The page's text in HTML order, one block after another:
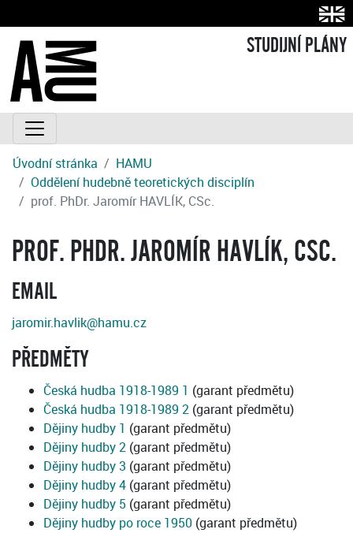
STUDIJNÍ PLÁNY
Úvodní stránka
HAMU
Oddělení hudebně teoretických disciplín
prof. PhDr. Jaromír HAVLÍK, CSc.
PROF. PHDR. JAROMÍR HAVLÍK, CSC.
EMAIL
jaromir.havlik@hamu.cz
PŘEDMĚTY
Česká hudba 1918-1989 1 (garant předmětu)
Česká hudba 1918-1989 2 (garant předmětu)
Dějiny hudby 1 (garant předmětu)
Dějiny hudby 2 (garant předmětu)
Dějiny hudby 3 (garant předmětu)
Dějiny hudby 4 (garant předmětu)
Dějiny hudby 5 (garant předmětu)
Dějiny hudby po roce 1950 (garant předmětu)